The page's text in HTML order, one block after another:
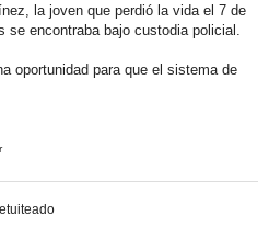
la joven que perdió la vida el 7 de
se encontraba bajo custodia policial.
oportunidad para que el sistema de